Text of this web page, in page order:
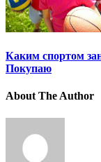
Каким спортом
Покупаю
About The Author